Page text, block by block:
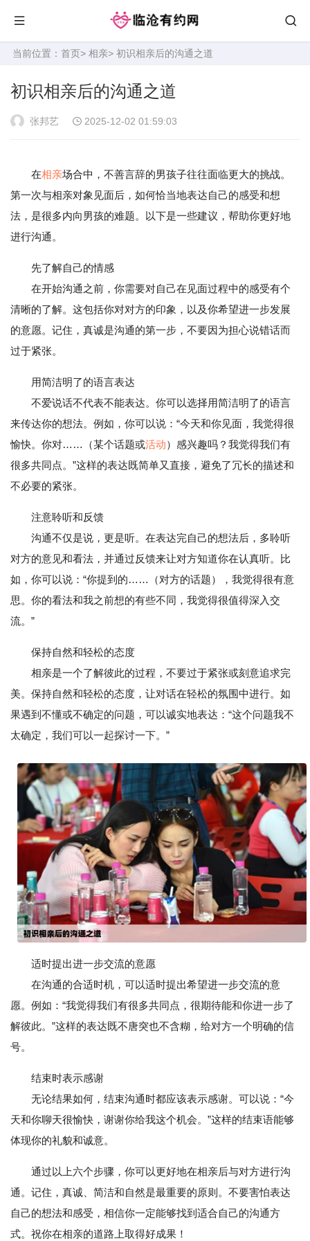
当前位置： 首页> 相亲> 初识相亲后的沟通之道
初识相亲后的沟通之道
张邦艺 2025-12-02 01:59:03
在相亲场合中，不善言辞的男孩子往往面临更大的挑战。
第一次与相亲对象见面后，如何恰当地表达自己的感受和想
法，是很多内向男孩的难题。以下是一些建议，帮助你更好地
进行沟通。
先了解自己的情感
在开始沟通之前，你需要对自己在见面过程中的感受有个
清晰的了解。这包括你对对方的印象，以及你希望进一步发展
的意愿。记住，真诚是沟通的第一步，不要因为担心说错话而
过于紧张。
用简洁明了的语言表达
不爱说话不代表不能表达。你可以选择用简洁明了的语言
来传达你的想法。例如，你可以说：“今天和你见面，我觉得很
愉快。你对……（某个话题或活动）感兴趣吗？我觉得我们有
很多共同点。”这样的表达既简单又直接，避免了冗长的描述和
不必要的紧张。
注意聆听和反馈
沟通不仅是说，更是听。在表达完自己的想法后，多聆听
对方的意见和看法，并通过反馈来让对方知道你在认真听。比
如，你可以说：“你提到的……（对方的话题），我觉得很有意
思。你的看法和我之前想的有些不同，我觉得很值得深入交
流。”
保持自然和轻松的态度
相亲是一个了解彼此的过程，不要过于紧张或刻意追求完
美。保持自然和轻松的态度，让对话在轻松的氛围中进行。如
果遇到不懂或不确定的问题，可以诚实地表达：“这个问题我不
太确定，我们可以一起探讨一下。”
适时提出进一步交流的意愿
在沟通的合适时机，可以适时提出希望进一步交流的意
愿。例如：“我觉得我们有很多共同点，很期待能和你进一步了
解彼此。”这样的表达既不唐突也不含糊，给对方一个明确的信
号。
结束时表示感谢
无论结果如何，结束沟通时都应该表示感谢。可以说：“今
天和你聊天很愉快，谢谢你给我这个机会。”这样的结束语能够
体现你的礼貌和诚意。
通过以上六个步骤，你可以更好地在相亲后与对方进行沟
通。记住，真诚、简洁和自然是最重要的原则。不要害怕表达
自己的想法和感受，相信你一定能够找到适合自己的沟通方
式。祝你在相亲的道路上取得好成果！